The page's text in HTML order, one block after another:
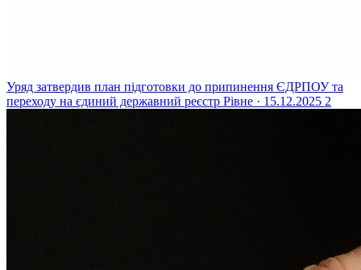
Уряд затвердив план підготовки до припинення ЄДРПОУ та
переходу на єдиний державний реєстр Рівне · 15.12.2025 2